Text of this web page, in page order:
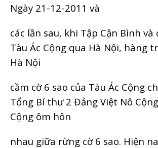
Ngày 21-12-2011 và
các lần sau, khi Tập Cận Bình và
Tàu Ác Cộng qua Hà Nội, hàng
Hà Nội
cầm cờ 6 sao của Tàu Ác Cộng
Tổng Bí thư 2 Đảng Việt Nô
Cộng ôm hôn
nhau giữa rừng cờ 6 sao. Hiện